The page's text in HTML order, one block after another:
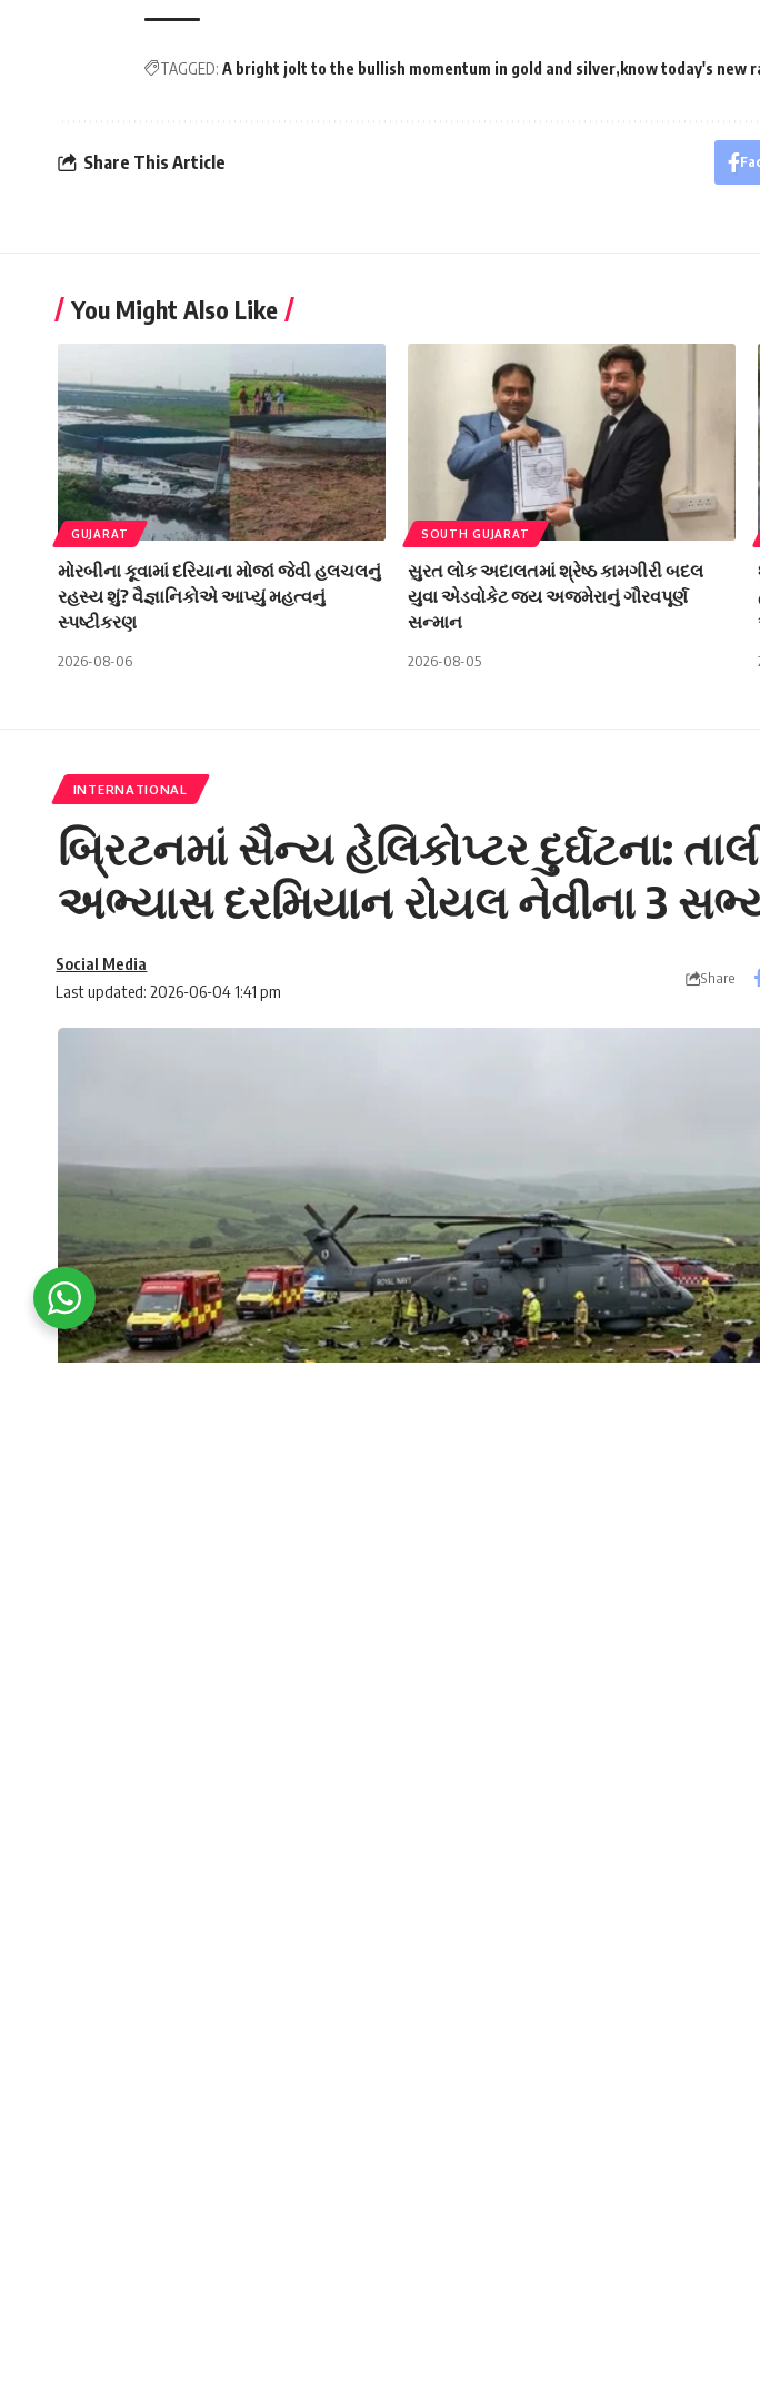
TAGGED: A bright jolt to the bullish momentum in gold and silver know today's new
Share This Article
You Might Also Like
GUJARAT
મોરબીના કૂવામાં દરિયાના મોજાં જેવી હલચલનું
રહસ્ય શું? વૈજ્ઞાનિકોએ આપ્યું મહત્વનું
સ્પષ્ટીકરણ
2026-08-06
SOUTH GUJARAT
સુરત લોક અદાલતમાં શ્રેષ્ઠ કામગીરી બદલ
યુવા એડવોકેટ જય અજમેરાનું ગૌરવપૂર્ણ
સન્માન
2026-08-05
INTERNATIONAL
બ્રિટનમાં સૈન્ય હેલિકોપ્ટર દુર્ઘટના:
અભ્યાસ દરમિયાન રોયલ નેવીના 3
Last updated: 2026-06-04 1:41 pm
Social Media
Share